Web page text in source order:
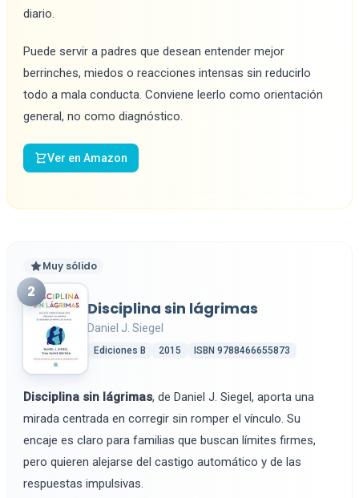
diario.
Puede servir a padres que desean entender mejor
berrinches, miedos o reacciones intensas sin reducirlo
todo a mala conducta. Conviene leerlo como orientación
general, no como diagnóstico.
Ver en Amazon
Muy sólido
2
Disciplina sin lágrimas
Daniel J. Siegel
Ediciones B 2015 ISBN 9788466655873
Disciplina sin lágrimas, de Daniel J. Siegel, aporta una
mirada centrada en corregir sin romper el vínculo. Su
encaje es claro para familias que buscan límites firmes,
pero quieren alejarse del castigo automático y de las
respuestas impulsivas.